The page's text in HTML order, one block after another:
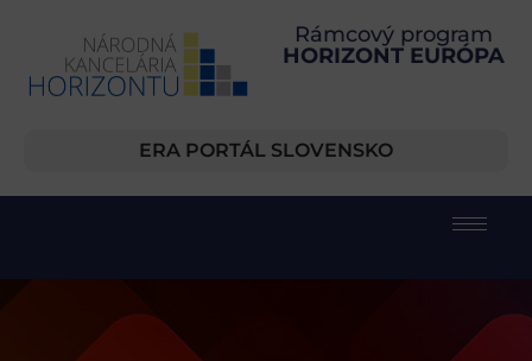
Rámcový program
HORIZONT EURÓPA
ERA PORTÁL SLOVENSKO